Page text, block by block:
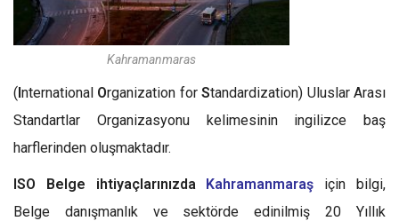
Kahramanmaras
(International Organization forStandardization) Uluslar Arası
Standartlar Organizasyonu kelimesinin ingilizce baş
harflerinden oluşmaktadır.
ISO Belge ihtiyaçlarınızda Kahramanmaraş için bilgi,
Belge danışmanlık ve sektörde edinilmiş 20 Yıllık